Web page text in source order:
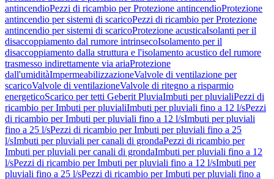
antincendioPezzi di ricambio per Protezione antincendioProtezione
antincendio per sistemi di scaricoPezzi di ricambio per Protezione
antincendio per sistemi di scaricoProtezione acusticaIsolanti per il
disaccoppiamento dal rumore intrinsecoIsolamento per il
disaccoppiamento dalla struttura e l'isolamento acustico del rumore
trasmesso indirettamente via ariaProtezione
dall'umiditàImpermeabilizzazioneValvole di ventilazione per
scaricoValvole di ventilazioneValvole di ritegno a risparmio
energeticoScarico per tetti Geberit PluviaImbuti per pluvialiPezzi di
ricambio per Imbuti per pluvialiImbuti per pluviali fino a 12 l/sPezzi
di ricambio per Imbuti per pluviali fino a 12 l/sImbuti per pluviali
fino a 25 l/sPezzi di ricambio per Imbuti per pluviali fino a 25
l/sImbuti per pluviali per canali di grondaPezzi di ricambio per
Imbuti per pluviali per canali di grondaImbuti per pluviali fino a 12
l/sPezzi di ricambio per Imbuti per pluviali fino a 12 l/sImbuti per
pluviali fino a 25 l/sPezzi di ricambio per Imbuti per pluviali fino a